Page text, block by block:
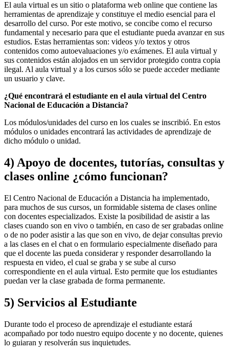
El aula virtual es un sitio o plataforma web online que contiene las
herramientas de aprendizaje y constituye el medio esencial para el
desarrollo del curso. Por este motivo, se concibe como el recurso
fundamental y necesario para que el estudiante pueda avanzar en sus
estudios. Estas herramientas son: videos y/o textos y otros
contenidos como autoevaluaciones y/o exámenes. El aula virtual y
sus contenidos están alojados en un servidor protegido contra copia
ilegal. Al aula virtual y a los cursos sólo se puede acceder mediante
un usuario y clave.
¿Qué encontrará el estudiante en el aula virtual del Centro
Nacional de Educación a Distancia?
Los módulos/unidades del curso en los cuales se inscribió. En estos
módulos o unidades encontrará las actividades de aprendizaje de
dicho módulo o unidad.
4) Apoyo de docentes, tutorías, consultas y
clases online ¿cómo funcionan?
El Centro Nacional de Educación a Distancia ha implementado,
para muchos de sus cursos, un formidable sistema de clases online
con docentes especializados. Existe la posibilidad de asistir a las
clases cuando son en vivo o también, en caso de ser grabadas online
o de no poder asistir a las que son en vivo, de dejar consultas previo
a las clases en el chat o en formulario especialmente diseñado para
que el docente las pueda considerar y responder desarrollando la
respuesta en video, el cual se graba y se sube al curso
correspondiente en el aula virtual. Esto permite que los estudiantes
puedan ver la clase grabada de forma permanente.
5) Servicios al Estudiante
Durante todo el proceso de aprendizaje el estudiante estará
acompañado por todo nuestro equipo docente y no docente, quienes
lo guiaran y resolverán sus inquietudes.